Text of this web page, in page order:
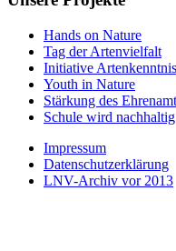
Hands on Nature
Tag der Artenvielfalt
Initiative Artenkenntnis
Youth in Nature
Stärkung des
Schule wird nachhaltig
Impressum
Datenschutzerklärung
LNV-Archiv vor 2013